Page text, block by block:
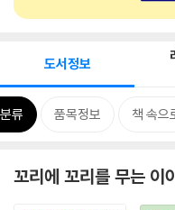
도서정보
류 품목정보 책 속으
꼬리에 꼬리를 무는 이